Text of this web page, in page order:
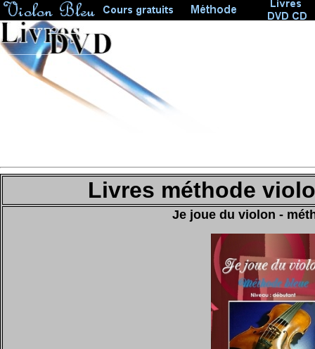
Livres méthode
Je joue du violon -